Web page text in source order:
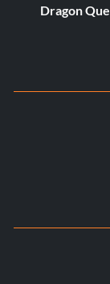
Dragon